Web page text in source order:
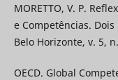
MORETTO, V. P.
e Competências.
Belo Horizonte, v. 5,
OECD. Global